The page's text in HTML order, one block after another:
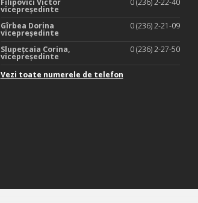
Filipovici Victor
vicepreședinte
0 (236) 2-22-40
Gîrbea Dorina
vicepreședinte
0 (236) 2-21-09
Slupețcaia Corina,
vicepreședinte
0 (236) 2-27-50
Vezi toate numerele de telefon